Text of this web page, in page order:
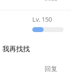
Lv. 150
我再找找
回复